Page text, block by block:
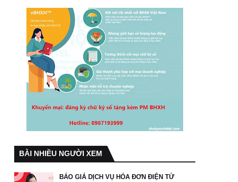
BÀI NHIỀU NGƯỜI XEM
BÁO GIÁ DỊCH VỤ HÓA ĐƠN ĐIỆN TỬ